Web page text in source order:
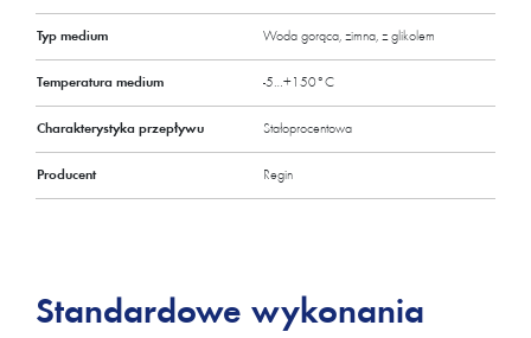
Typ medium Woda gorąca, zimna, z glikolem
Temperatura medium -5…+150°C
Charakterystyka przepływu Stałoprocentowa
Producent Regin
Standardowe wykonania